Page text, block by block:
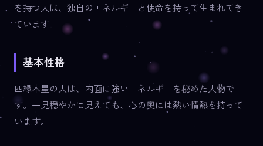
を持つ人は、独自のエネルギーと使命を持って生まれてき
ています。
基本性格
四緑木星の人は、内面に強いエネルギーを秘めた人物で
す。一見穏やかに見えても、心の奥には熱い情熱を持って
います。